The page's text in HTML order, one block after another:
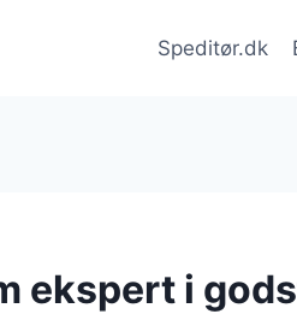
Speditør.dk
ekspert i